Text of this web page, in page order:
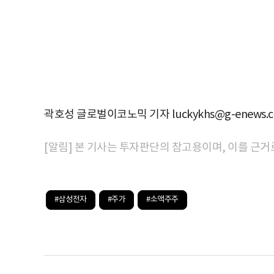
곽호성 글로벌이코노믹 기자 luckykhs@g-
[알림] 본 기사는 투자판단의 참고용이며, 이를 근
#삼성전자 #주가 #소액주주